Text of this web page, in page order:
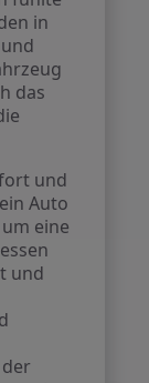
in
das
und
Auto
eine
und